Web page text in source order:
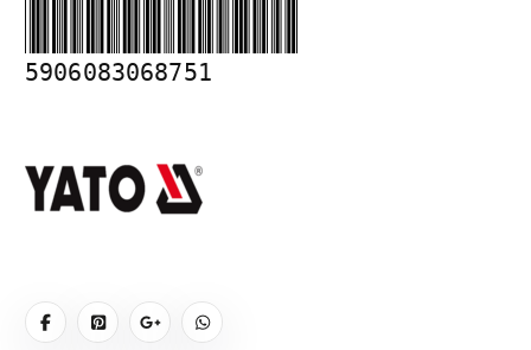
5906083068751